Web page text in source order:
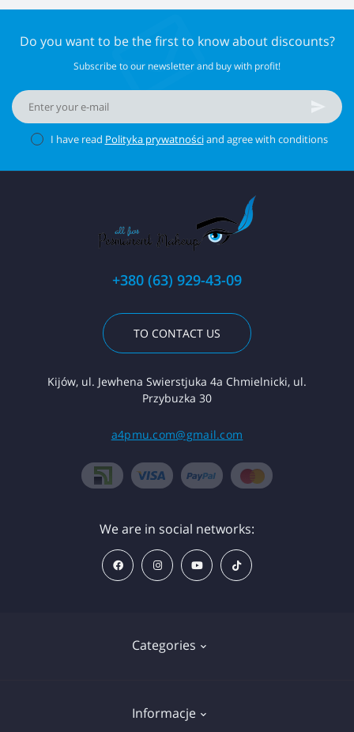
Do you want to be the first to know about discounts?
Subscribe to our newsletter and buy with profit!
I have read Polityka prywatnościand agree with conditions
+380 (63) 929-43-09
TO CONTACT US
Kijów, ul. Jewhena Swierstjuka 4a Chmielnicki, ul.
Przybuzka 30
a4pmu.com@gmail.com
Categories
Informacje
We are in social networks: